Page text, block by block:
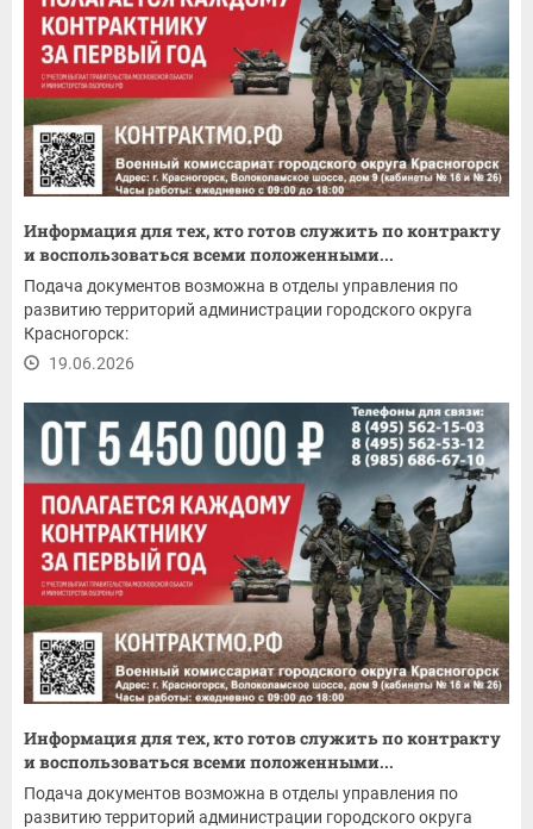
Информация для тех, кто готов служить по контракту
и воспользоваться всеми положенными...
Подача документов возможна в отделы управления по
развитию территорий администрации городского округа
Красногорск:
19.06.2026
Информация для тех, кто готов служить по контракту
и воспользоваться всеми положенными...
Подача документов возможна в отделы управления по
развитию территорий администрации городского округа